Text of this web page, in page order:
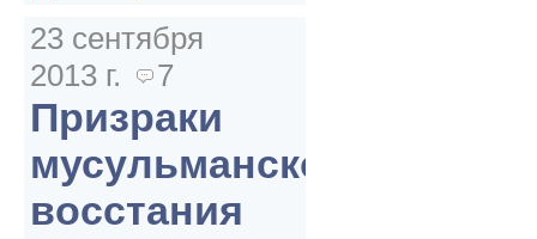
23 сентября
2013 г.
7
Призраки
мусульманского
восстания